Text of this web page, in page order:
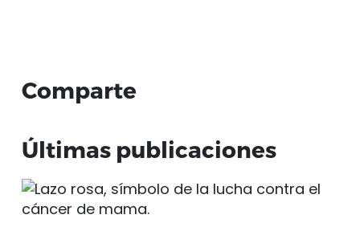
Comparte
Últimas publicaciones